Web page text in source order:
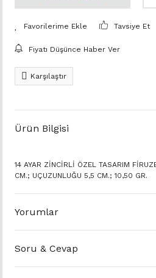
Tavsiye Et
Fiyatı Düşünce Haber Ver
Karşılaştır
Ürün Bilgisi
14 AYAR ZİNCİRLİ ÖZEL TASARIM
CM.; UÇUZUNLUĞU 5,5 CM.; 10,50 GR.
Yorumlar
Soru & Cevap